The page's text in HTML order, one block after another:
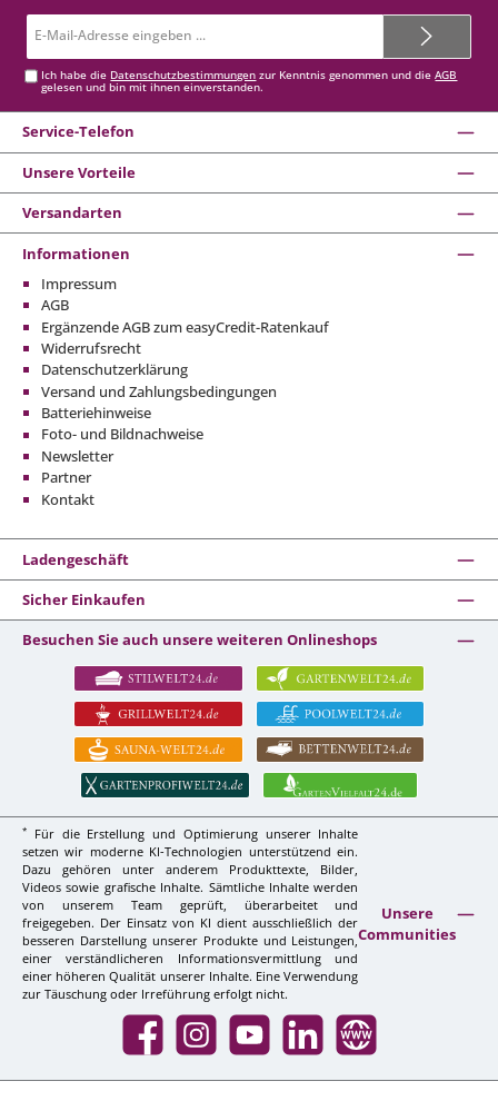
Mail-
Ich habe die Datenschutzbestimmungen zur Kenntnis genommen und dieAGB
gelesen und bin mit ihnen einverstanden.
Service-Telefon
Unsere Vorteile
Versandarten
Informationen
Impressum
AGB
Ergänzende AGB zum easyCredit-Ratenkauf
Widerrufsrecht
Datenschutzerklärung
Versand und Zahlungsbedingungen
Batteriehinweise
Foto- und Bildnachweise
Newsletter
Partner
Kontakt
Ladengeschäft
Sicher Einkaufen
Besuchen Sie auch unsere weiteren Onlineshops
*
Für die Erstellung und Optimierung unserer Inhalte
setzen wir moderne KI-Technologien unterstützend ein.
Dazu gehören unter anderem Produkttexte, Bilder,
Videos sowie grafische Inhalte. Sämtliche Inhalte werden
von unserem Team geprüft, überarbeitet und
freigegeben. Der Einsatz von KI dient ausschließlich der
besseren Darstellung unserer Produkte und Leistungen,
einer verständlicheren Informationsvermittlung und
einer höheren Qualität unserer Inhalte. Eine Verwendung
zur Täuschung oder Irreführung erfolgt nicht.
Unsere
Communities
Facebook InstagramYouTube LinkedIn Website